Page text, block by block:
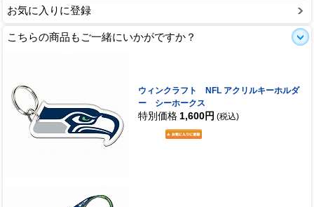
お気に入りに登録
こちらの商品もご一緒にいかがですか？
ウィンクラフト NFL アクリルキーホルダ
ー シーホークス
特別価格 1,600円 (税込)